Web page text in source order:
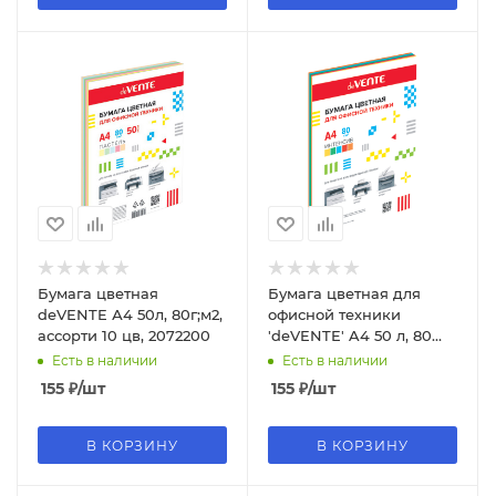
Бумага цветная
deVENTE А4 50л, 80г;м2,
ассорти 10 цв, 2072200
Есть в наличии
155 ₽/шт
В КОРЗИНУ
Бумага цветная для
офисной техники
'deVENTE' A4 50 л, 80
г;м², ассорти (5 цветов),
2072414
Есть в наличии
155 ₽/шт
В КОРЗИНУ